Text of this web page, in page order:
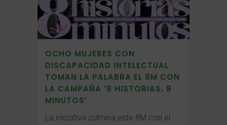
OCHO MUJERES CON
DISCAPACIDAD INTELECTUAL
TOMAN LA PALABRA EL 8M CON
LA CAMPAÑA ‘8 HISTORIAS, 8
MINUTOS’
La iniciativa culmina este 8M con el